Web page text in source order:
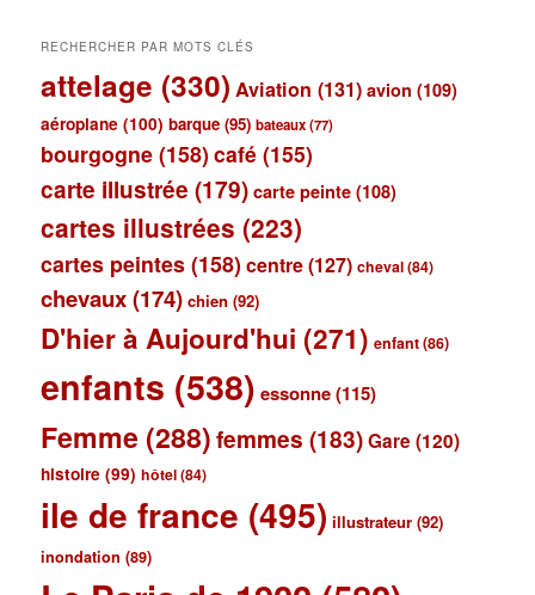
RECHERCHER PAR MOTS CLÉS
attelage (330) Aviation (131) avion (109)
aéroplane (100) barque (95) bateaux(77)
bourgogne (158) café (155)
carte illustrée (179) carte peinte (108)
cartes illustrées (223)
cartes peintes (158) centre(127) cheval(84)
chevaux(174) chien (92)
D'hier à Aujourd'hui (271) enfant(86)
enfants (538) essonne(115)
Femme (288)femmes (183)Gare (120)
histoire (99) hôtel(84)
ile de france (495) illustrateur (92)
inondation (89)